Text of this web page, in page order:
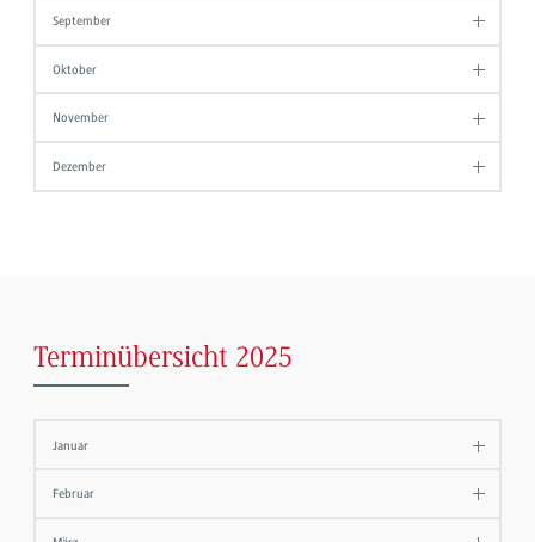
September
Oktober
November
Dezember
Terminübersicht 2025
Januar
Februar